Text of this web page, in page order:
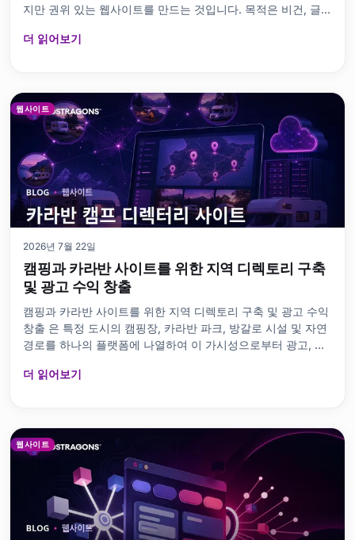
지만 권위 있는 웹사이트를 만드는 것입니다. 목적은 비건, 글루
츠, 제품
더 읽어보기
웹사이트
2026년 7월 22일
캠핑과 카라반 사이트를 위한 지역 디렉토리 구축
및 광고 수익 창출
캠핑과 카라반 사이트를 위한 지역 디렉토리 구축 및 광고 수익
창출 은 특정 도시의 캠핑장, 카라반 파크, 방갈로 시설 및 자연
경로를 하나의 플랫폼에 나열하여 이 가시성으로부터 광고, 후
한 도메
더 읽어보기
웹사이트